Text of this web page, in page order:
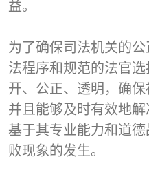
益。
为了确保司法机关的
法程序和规范的法官
开、公正、透明，确保
并且能够及时有效地
基于其专业能力和道
败现象的发生。